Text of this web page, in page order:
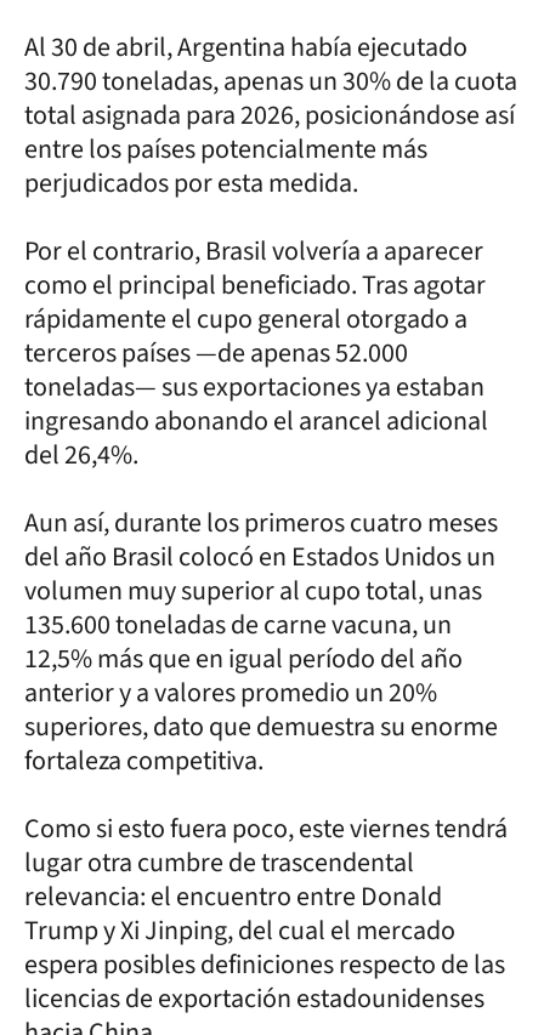
Al 30 de abril, Argentina había ejecutado
30.790 toneladas, apenas un 30% de la cuota
total asignada para 2026, posicionándose así
entre los países potencialmente más
perjudicados por esta medida.
Por el contrario, Brasil volvería a aparecer
como el principal beneficiado. Tras agotar
rápidamente el cupo general otorgado a
terceros países —de apenas 52.000
toneladas— sus exportaciones ya estaban
ingresando abonando el arancel adicional
del 26,4%.
Aun así, durante los primeros cuatro meses
del año Brasil colocó en Estados Unidos un
volumen muy superior al cupo total, unas
135.600 toneladas de carne vacuna, un
12,5% más que en igual período del año
anterior y a valores promedio un 20%
superiores, dato que demuestra su enorme
fortaleza competitiva.
Como si esto fuera poco, este viernes tendrá
lugar otra cumbre de trascendental
relevancia: el encuentro entre Donald
Trump y Xi Jinping, del cual el mercado
espera posibles definiciones respecto de las
licencias de exportación estadounidenses